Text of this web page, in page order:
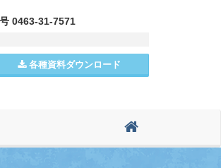
0463-31-7571
各種資料ダウンロード